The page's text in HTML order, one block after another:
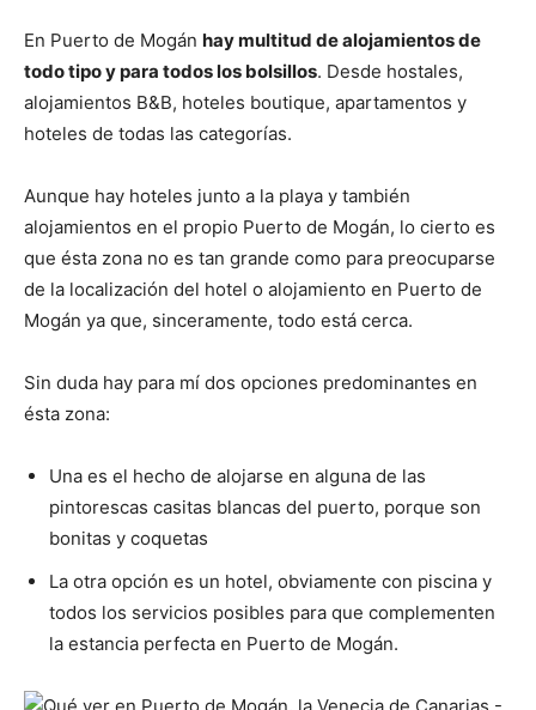
En Puerto de Mogán hay multitud de alojamientos de
todo tipo y para todos los bolsillos. Desde hostales,
alojamientos B&B, hoteles boutique, apartamentos y
hoteles de todas las categorías.
Aunque hay hoteles junto a la playa y también
alojamientos en el propio Puerto de Mogán, lo cierto es
que ésta zona no es tan grande como para preocuparse
de la localización del hotel o alojamiento en Puerto de
Mogán ya que, sinceramente, todo está cerca.
Sin duda hay para mí dos opciones predominantes en
ésta zona:
Una es el hecho de alojarse en alguna de las
pintorescas casitas blancas del puerto, porque son
bonitas y coquetas
La otra opción es un hotel, obviamente con piscina y
todos los servicios posibles para que complementen
la estancia perfecta en Puerto de Mogán.